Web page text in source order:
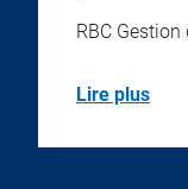
RBC
Lire plus